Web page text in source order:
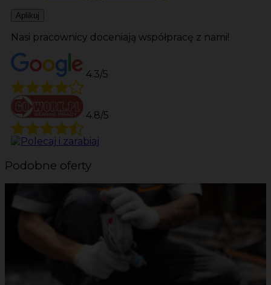
Aplikuj
Nasi pracownicy doceniają współpracę z nami!
4.3/5
4.8/5
Podobne oferty